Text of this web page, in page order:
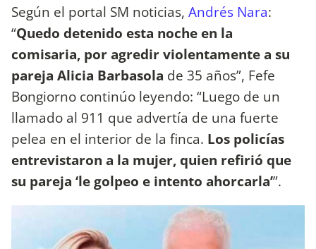
Según el portal SM noticias, Andrés Nara:
“Quedo detenido esta noche en la
comisaria, por agredir violentamente a su
pareja Alicia Barbasola de 35 años”, Fefe
Bongiorno continúo leyendo: “Luego de un
llamado al 911 que advertía de una fuerte
pelea en el interior de la finca. Los policías
entrevistaron a la mujer, quien refirió que
su pareja ‘le golpeo e intento ahorcarla’”.